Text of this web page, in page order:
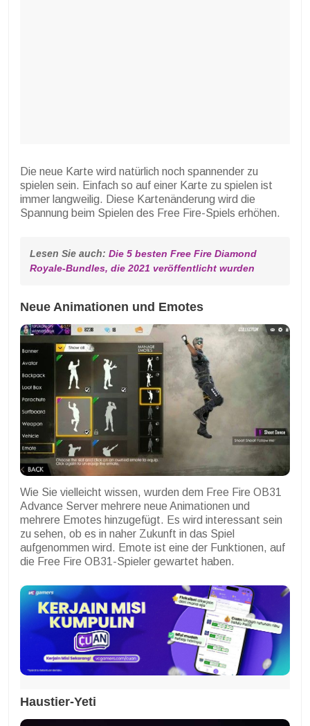
Die neue Karte wird natürlich noch spannender zu
spielen sein. Einfach so auf einer Karte zu spielen ist
immer langweilig. Diese Kartenänderung wird die
Spannung beim Spielen des Free Fire-Spiels erhöhen.
Lesen Sie auch: Die 5 besten Free Fire Diamond
Royale-Bundles, die 2021 veröffentlicht wurden
Neue Animationen und Emotes
Wie Sie vielleicht wissen, wurden dem Free Fire OB31
Advance Server mehrere neue Animationen und
mehrere Emotes hinzugefügt. Es wird interessant sein
zu sehen, ob es in naher Zukunft in das Spiel
aufgenommen wird. Emote ist eine der Funktionen, auf
die Free Fire OB31-Spieler gewartet haben.
Haustier-Yeti